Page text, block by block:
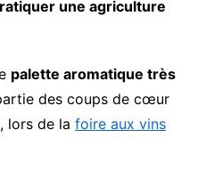
une agriculture
palette aromatique très
des coups de cœur
lors de la foire aux vins